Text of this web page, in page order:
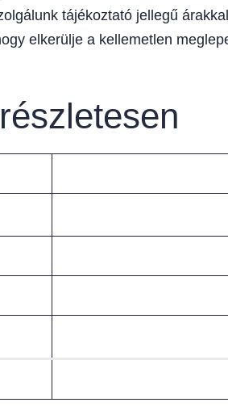
tájékoztató jellegű
elkerülje a kellemetlen